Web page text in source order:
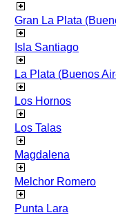
Gran La Plata
Isla Santiago
La Plata (Buenos
Los Hornos
Los Talas
Magdalena
Melchor Romero
Punta Lara